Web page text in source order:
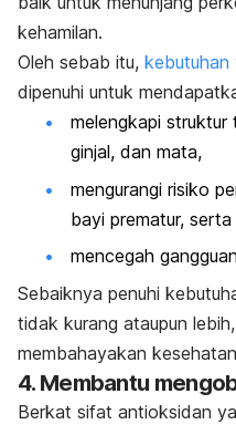
kehamilan.
Oleh sebab itu, kebutuhan
dipenuhi untuk
melengkapi struktur
ginjal, dan mata,
mengurangi risiko
bayi prematur, serta
mencegah
Sebaiknya penuhi
tidak kurang ataupun
membahayakan
4. Membantu
Berkat sifat antioksidan